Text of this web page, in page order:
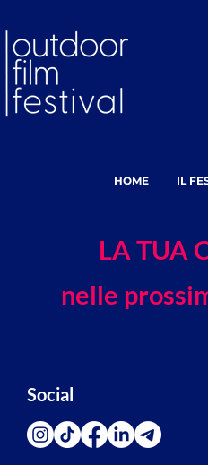
HOME IL
LA TUA
nelle
Social